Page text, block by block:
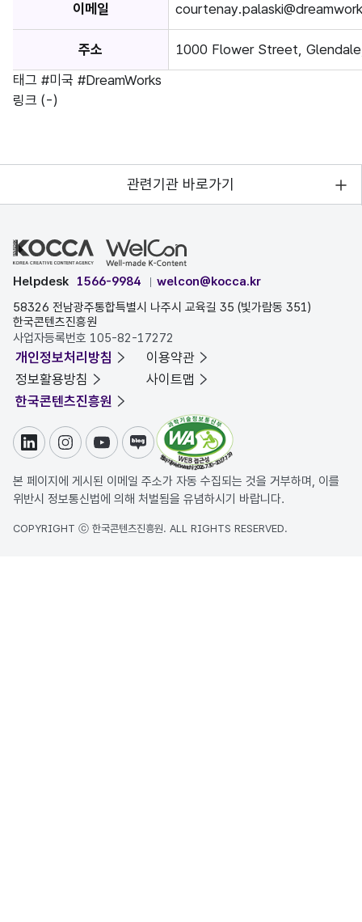
이메일
주소
1000 Flower Street,
태그 #미국 #DreamWorks
링크 (-)
관련기관 바로가기
Helpdesk 1566-9984
welcon@kocca.kr
58326 전남광주통합특별시 나주시 교육길 35 (빛가람동 351)
한국콘텐츠진흥원
사업자등록번호 105-82-17272
개인정보처리방침
이용약관
정보활용방침
사이트맵
한국콘텐츠진흥원
링크드인인스타그램
유튜브블로그
본 페이지에 게시된 이메일 주소가 자동 수집되는 것을 거부하며, 이를
위반시 정보통신법에 의해 처벌됨을 유념하시기 바랍니다.
COPYRIGHT ⓒ 한국콘텐츠진흥원. ALL RIGHTS RESERVED.